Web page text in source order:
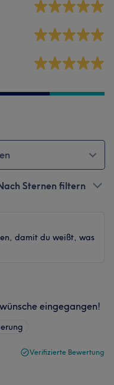
Sternen filtern
damit du weißt, was
eingegangen!
Verifizierte Bewertung